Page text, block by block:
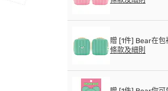
贈 [1件] Bear在
條款及細則